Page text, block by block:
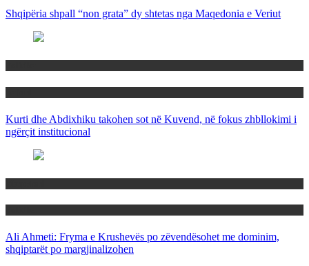
Shqipëria shpall “non grata” dy shtetas nga Maqedonia e Veriut
Kurti dhe Abdixhiku takohen sot në Kuvend, në fokus zhbllokimi i
ngërçit institucional
Ali Ahmeti: Fryma e Krushevës po zëvendësohet me dominim,
shqiptarët po margjinalizohen